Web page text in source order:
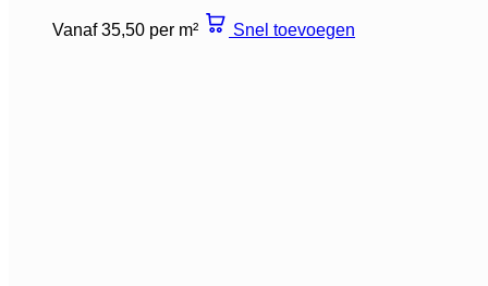
Vanaf 35,50 per m² Snel toevoegen